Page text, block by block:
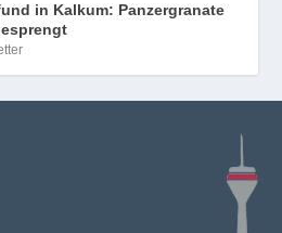
in Kalkum: Panzergranate